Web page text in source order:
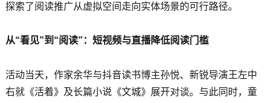
探索了阅读推广从虚拟空间走向实体场景的可行路径。
从“看见”到“阅读”：短视频与直播降低阅读门槛
活动当天，作家余华与抖音读书博主孙悦、新锐导演王左中
右就《活着》及长篇小说《文城》展开对谈。与此同时，童